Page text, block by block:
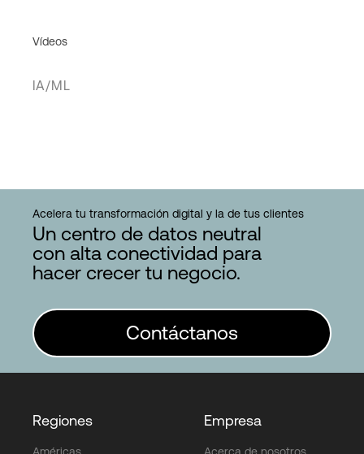
Vídeos
IA/ML
Acelera tu transformación digital y la de tus clientes
Un centro de datos neutral
con alta conectividad para
hacer crecer tu negocio.
Contáctanos
Regiones
Américas
Empresa
Acerca de nosotros